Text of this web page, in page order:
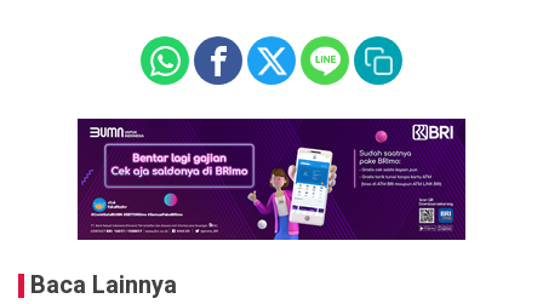
Baca Lainnya